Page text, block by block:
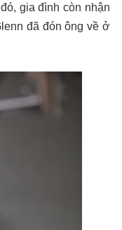
gia đình còn nhận
đã đón ông về ở